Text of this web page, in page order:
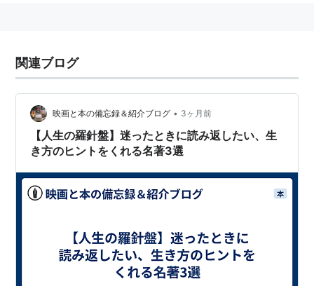
関連ブログ
映画と本の備忘録＆紹介ブログ • 3ヶ月前
【人生の羅針盤】迷ったときに読み返したい、生
き方のヒントをくれる名著3選